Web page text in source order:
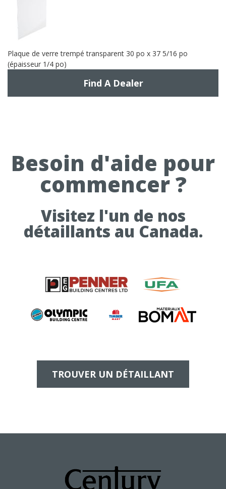
Plaque de verre trempé transparent 30 po x 37 5/16 po
(épaisseur 1/4 po)
Find A Dealer
Besoin d'aide pour
commencer ?
Visitez l'un de nos
détaillants au Canada.
TROUVER UN DÉTAILLANT